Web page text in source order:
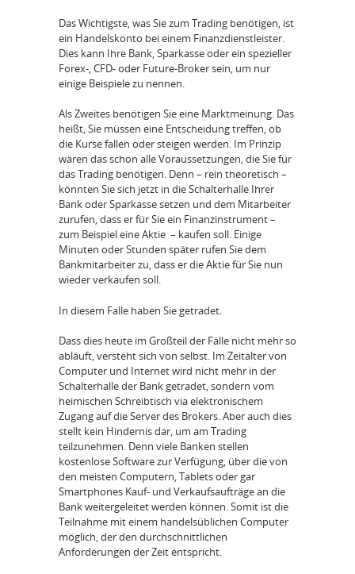
Das Wichtigste, was Sie zum Trading benötigen, ist
ein Handelskonto bei einem Finanzdienstleister.
Dies kann Ihre Bank, Sparkasse oder ein spezieller
Forex-, CFD- oder Future-Broker sein, um nur
einige Beispiele zu nennen.
Als Zweites benötigen Sie eine Marktmeinung. Das
heißt, Sie müssen eine Entscheidung treffen, ob
die Kurse fallen oder steigen werden. Im Prinzip
wären das schon alle Voraussetzungen, die Sie für
das Trading benötigen. Denn – rein theoretisch –
könnten Sie sich jetzt in die Schalterhalle Ihrer
Bank oder Sparkasse setzen und dem Mitarbeiter
zurufen, dass er für Sie ein Finanzinstrument –
zum Beispiel eine Aktie – kaufen soll. Einige
Minuten oder Stunden später rufen Sie dem
Bankmitarbeiter zu, dass er die Aktie für Sie nun
wieder verkaufen soll.
In diesem Falle haben Sie getradet.
Dass dies heute im Großteil der Fälle nicht mehr so
abläuft, versteht sich von selbst. Im Zeitalter von
Computer und Internet wird nicht mehr in der
Schalterhalle der Bank getradet, sondern vom
heimischen Schreibtisch via elektronischem
Zugang auf die Server des Brokers. Aber auch dies
stellt kein Hindernis dar, um am Trading
teilzunehmen. Denn viele Banken stellen
kostenlose Software zur Verfügung, über die von
den meisten Computern, Tablets oder gar
Smartphones Kauf- und Verkaufsaufträge an die
Bank weitergeleitet werden können. Somit ist die
Teilnahme mit einem handelsüblichen Computer
möglich, der den durchschnittlichen
Anforderungen der Zeit entspricht.